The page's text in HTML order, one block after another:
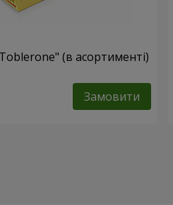
(в асортименті)
Замовити